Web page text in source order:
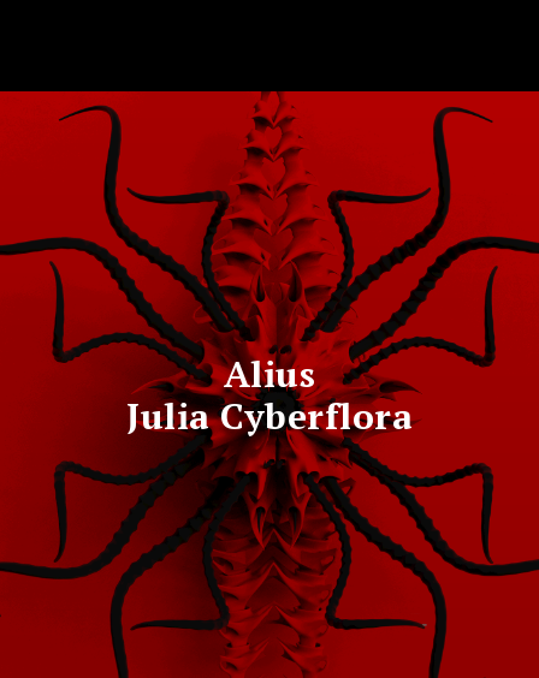
Alius
Julia Cyberflora